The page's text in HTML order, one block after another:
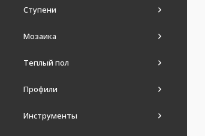
Ступени
Мозаика
Теплый пол
Профили
Инструменты